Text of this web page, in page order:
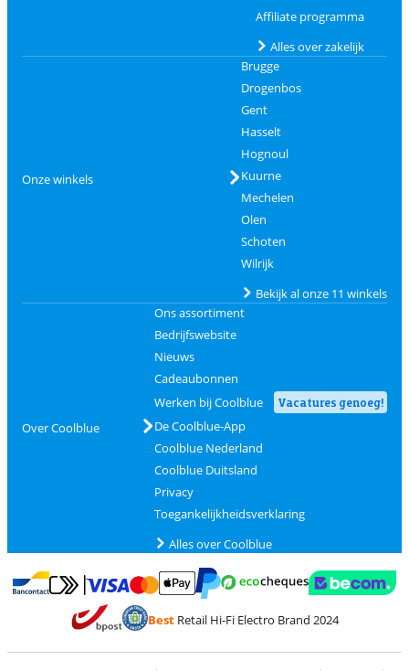
Affiliate programma
Alles over zakelijk
Onze winkels
Brugge
Drogenbos
Gent
Hasselt
Hognoul
Kuurne
Mechelen
Olen
Schoten
Wilrijk
Bekijk al onze 11 winkels
Over Coolblue
Ons assortiment
Bedrijfswebsite
Nieuws
Cadeaubonnen
Werken bij Coolblue
Vacatures genoeg!
De Coolblue-App
Coolblue Nederland
Coolblue Duitsland
Privacy
Toegankelijkheidsverklaring
Alles over Coolblue
Betalen met Bancontact
Betalen met MasterCard en Visa via ClickToPay
Betalen met PayPal
BestRetail Hi-Fi Electro Brand 2024